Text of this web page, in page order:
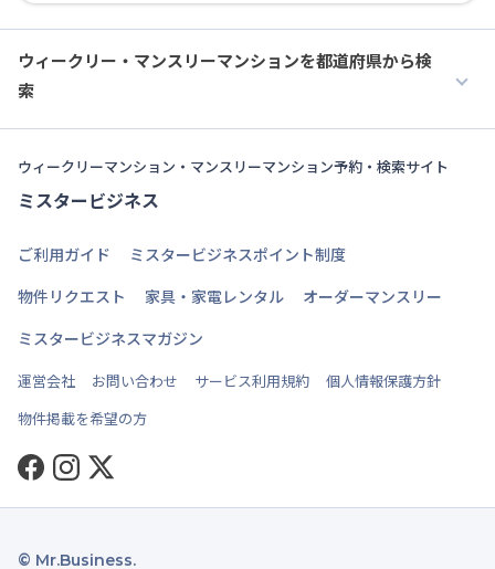
ウィークリー・マンスリーマンションを都道府県から検
索
ウィークリーマンション・マンスリーマンション予約・検索サイト
ミスタービジネス
ご利用ガイド
ミスタービジネスポイント制度
物件リクエスト
家具・家電レンタル
オーダーマンスリー
ミスタービジネスマガジン
運営会社 お問い合わせ サービス利用規約
個人情報保護方針
物件掲載を希望の方
Facebook
Instagram
Twitter
© Mr.Business.